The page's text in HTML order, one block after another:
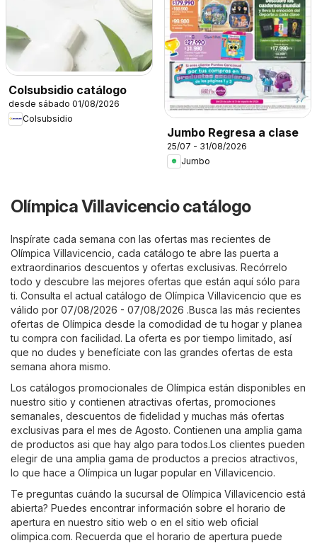
Colsubsidio catálogo
desde sábado 01/08/2026
Colsubsidio
Jumbo Regresa a clase
25/07 - 31/08/2026
Jumbo
Olímpica Villavicencio catálogo
Inspírate cada semana con las ofertas mas recientes de
Olímpica Villavicencio, cada catálogo te abre las puerta a
extraordinarios descuentos y ofertas exclusivas. Recórrelo
todo y descubre las mejores ofertas que están aquí sólo para
ti. Consulta el actual catálogo de Olímpica Villavicencio que es
válido por 07/08/2026 - 07/08/2026 .Busca las más recientes
ofertas de Olímpica desde la comodidad de tu hogar y planea
tu compra con facilidad. La oferta es por tiempo limitado, así
que no dudes y benefíciate con las grandes ofertas de esta
semana ahora mismo.
Los catálogos promocionales de Olímpica están disponibles en
nuestro sitio y contienen atractivas ofertas, promociones
semanales, descuentos de fidelidad y muchas más ofertas
exclusivas para el mes de Agosto. Contienen una amplia gama
de productos asi que hay algo para todos.Los clientes pueden
elegir de una amplia gama de productos a precios atractivos,
lo que hace a Olímpica un lugar popular en Villavicencio.
Te preguntas cuándo la sucursal de Olímpica Villavicencio está
abierta? Puedes encontrar información sobre el horario de
apertura en nuestro sitio web o en el sitio web oficial
olimpica.com. Recuerda que el horario de apertura puede